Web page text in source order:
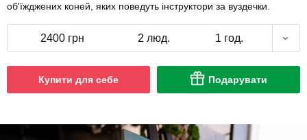
об'їжджених коней, яких поведуть інструктори за вуздечки.
2400 грн 2 люд. 1 год.
Купити для себе Подарувати